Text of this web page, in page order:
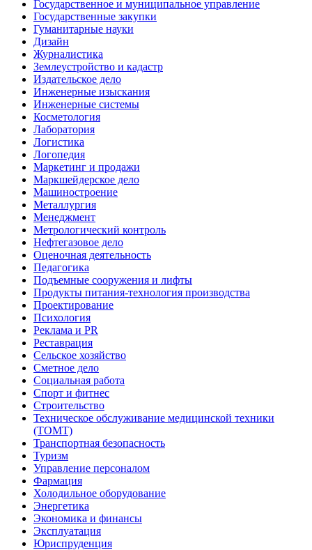
Государственное и муниципальное управление
Государственные закупки
Гуманитарные науки
Дизайн
Журналистика
Землеустройство и кадастр
Издательское дело
Инженерные изыскания
Инженерные системы
Косметология
Лаборатория
Логистика
Логопедия
Маркетинг и продажи
Маркшейдерское дело
Машиностроение
Металлургия
Менеджмент
Метрологический контроль
Нефтегазовое дело
Оценочная деятельность
Педагогика
Подъемные сооружения и лифты
Продукты питания-технология производства
Проектирование
Психология
Реклама и PR
Реставрация
Сельское хозяйство
Сметное дело
Социальная работа
Спорт и фитнес
Строительство
Техническое обслуживание медицинской техники
(ТОМТ)
Транспортная безопасность
Туризм
Управление персоналом
Фармация
Холодильное оборудование
Энергетика
Экономика и финансы
Эксплуатация
Юриспруденция